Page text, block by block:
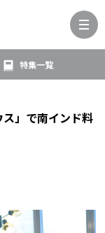
特集一覧
」で南インド料